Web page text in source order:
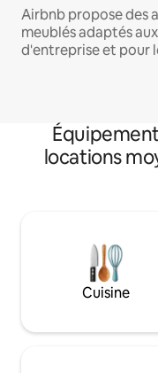
Airbnb propose des
meublés adaptés
d'entreprise et pour
locations
Cuisine